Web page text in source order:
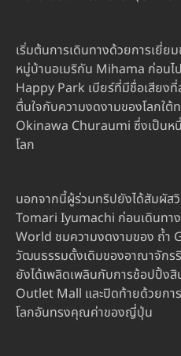
เริ่มต้นการเดินทางด้วยการเยี่
หมู่บ้านอเมริกัน Mihama ก่อนไ
Happy Park เบียร์ที่มีชื่อเสียงที่
ตื่นใจกับความงดงามของโลกใ
Okinawa Churaumi ซึ่งเป็นห
โลก
นอกจากนี้ผู้ร่วมทริปยังได้สัมผัส
Tomari Iyumachi ก่อนเดินทา
World ชมความงดงามของ ถ้ำ
วัฒนธรรมดั้งเดิมของอาณาจักร
ยังได้เพลิดเพลินกับการช้อปปิ้ง
Outlet Mall และปิดท้ายด้วยกา
โลกอันทรงคุณค่าของญี่ปุ่น